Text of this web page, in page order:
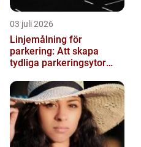
03 juli 2026
Linjemålning för
parkering: Att skapa
tydliga parkeringsytor
parkeringslinjer